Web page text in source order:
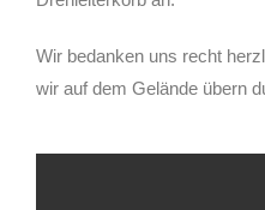
Wir bedanken uns recht
wir auf dem Gelände übern